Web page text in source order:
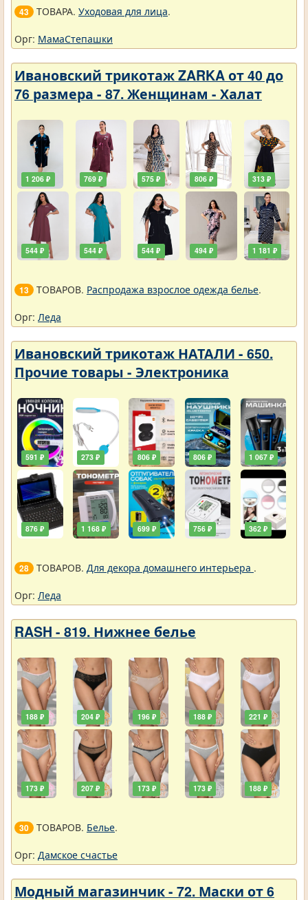
43 ТОВАРА. Уходовая для лица.
Орг: МамаСтепашки
Ивановский трикотаж ZARKA от 40 до
76 размера - 87. Женщинам - Халат
1 206 ₽
544 ₽
769 ₽
544 ₽
575 ₽
544 ₽
806 ₽
494 ₽
313 ₽
1 181 ₽
13 ТОВАРОВ. Распродажа взрослое одежда белье.
Орг: Леда
Ивановский трикотаж НАТАЛИ - 650.
Прочие товары - Электроника
591 ₽
876 ₽
273 ₽
1 168 ₽
806 ₽
699 ₽
806 ₽
756 ₽
1 067 ₽
362 ₽
28 ТОВАРОВ. Для декора домашнего интерьера .
Орг: Леда
RASH - 819. Нижнее белье
188 ₽
173 ₽
204 ₽
207 ₽
196 ₽
173 ₽
188 ₽
173 ₽
221 ₽
188 ₽
30 ТОВАРОВ. Белье.
Орг: Дамское счастье
Модный магазинчик - 72. Маски от 6